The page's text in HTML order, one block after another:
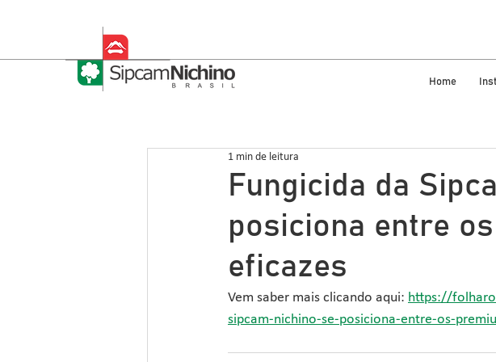
Home
Fungicida da
posiciona entre os
eficazes
1 min de leitura
Vem saber mais clicando aqui: https://
sipcam-nichino-se-posiciona-entre-os-